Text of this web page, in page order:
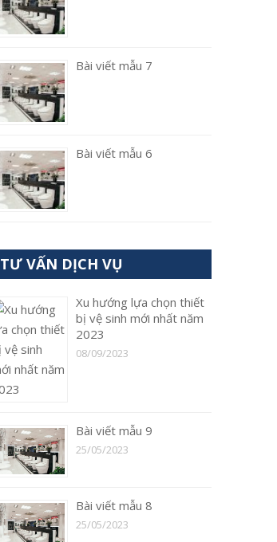
Bài viết mẫu 7
Bài viết mẫu 6
TƯ VẤN DỊCH VỤ
Xu hướng lựa chọn thiết
bị vệ sinh mới nhất năm
2023
08/09/2023
Bài viết mẫu 9
25/05/2023
Bài viết mẫu 8
25/05/2023